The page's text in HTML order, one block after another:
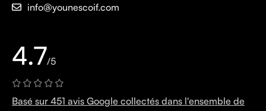
info@younescoif.com
4.7/5
Basé sur 451 avis Google collectés dans l'ensemble de